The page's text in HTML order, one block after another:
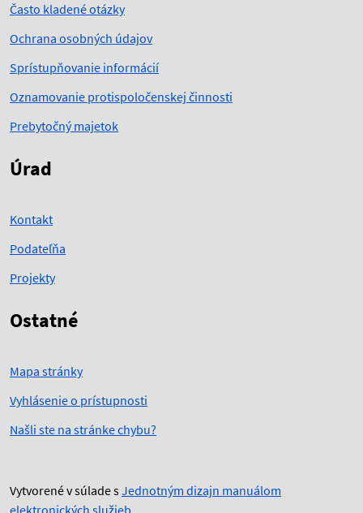
Často kladené otázky
Ochrana osobných údajov
Sprístupňovanie informácií
Oznamovanie protispoločenskej činnosti
Prebytočný majetok
Úrad
Kontakt
Podateľňa
Projekty
Ostatné
Mapa stránky
Vyhlásenie o prístupnosti
Našli ste na stránke chybu?
Vytvorené v súlade sJednotným dizajn manuálom